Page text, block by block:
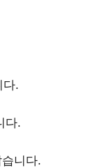
다.
다.
니다.